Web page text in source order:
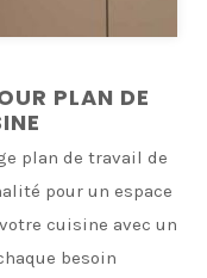
PLAN DE
plan de travail de
pour un espace
cuisine avec un
besoin